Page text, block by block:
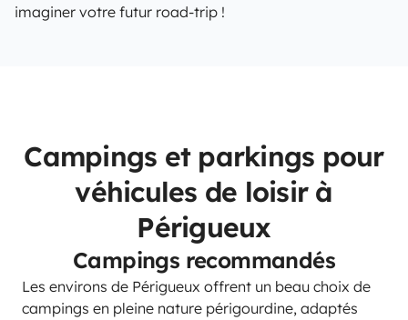
imaginer votre futur road-trip !
Campings et parkings pour
véhicules de loisir à
Périgueux
Campings recommandés
Les environs de Périgueux offrent un beau choix de
campings en pleine nature périgourdine, adaptés